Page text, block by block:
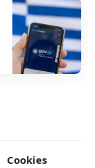
Cookies